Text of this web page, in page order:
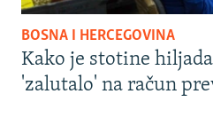
BOSNA I HERCEGOVINA
Kako je stotine
'zalutalo' na račun